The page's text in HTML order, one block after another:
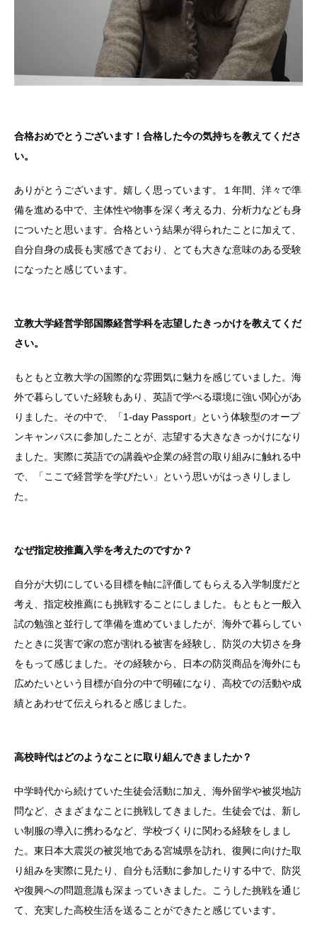
合格おめでとうございます！合格した今の気持ちを教えてくださ
い。
ありがとうございます。嬉しく思っています。１年間、洋々で準
備を進める中で、主体性や物事を深く考える力、分析力なども身
についたと思います。合格という結果が得られたことに加えて、
自分自身の成長も実感できており、とても大きな意味のある受験
になったと感じています。
立教大学経営学部国際経営学科を志望したきっかけを教えてくだ
さい。
もともと立教大学の国際的な雰囲気に魅力を感じていました。海
外で暮らしていた経験もあり、英語で学べる環境に強い関心があ
りました。その中で、「1-day Passport」という体験型のオープ
ンキャンパスに参加したことが、志望する大きなきっかけになり
ました。実際に英語での講義や企業の経営の取り組みに触れる中
で、「ここで経営学を学びたい」という思いがはっきりしまし
た。
なぜ指定校推薦入学を考えたのですか？
自分が大切にしている目標を軸に評価してもらえる入学制度だと
考え、指定校推薦にも挑戦することにしました。もともと一般入
試の勉強と並行して準備を進めていましたが、海外で暮らしてい
たときに災害で家の窓が割れる被害を経験し、防災の大切さを身
をもって感じました。その経験から、日本の防災商品を海外にも
広めたいという目標が自分の中で明確になり、高校での活動や成
績とあわせて伝えられると感じました。
高校時代はどのようなことに取り組んできましたか？
中学時代から続けていた生徒会活動に加え、海外留学や被災地訪
問など、さまざまなことに挑戦してきました。生徒会では、新し
い制服の導入に携わるなど、学校づくりに関わる経験をしまし
た。東日本大震災の被災地である宮城県を訪れ、復興に向けた取
り組みを実際に見たり、自分も活動に参加したりする中で、防災
や復興への問題意識も深まっていきました。こうした挑戦を通じ
て、充実した高校生活を送ることができたと感じています。